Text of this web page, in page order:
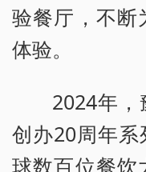
验餐厅，不断
体验。
2024年
创办20周年
球数百位餐饮